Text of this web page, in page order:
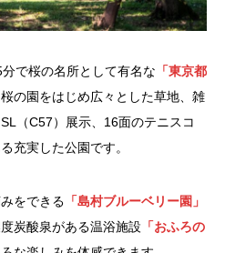
で桜の名所として有名な 「東京都
の園をはじめ広々とした草地、雑
（C57）展示、16面のテニスコ
充実した公園です。
をできる 「島村ブルーベリー園」
炭酸泉がある温浴施設 「おふろの